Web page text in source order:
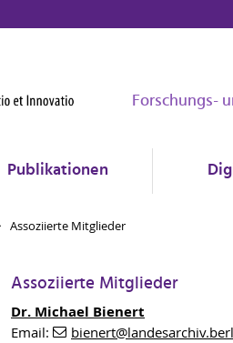
Forschungs-
Publikationen
Assoziierte Mitglieder
Assoziierte Mitglieder
Dr. Michael Bienert
Email: bienert